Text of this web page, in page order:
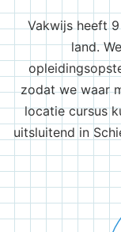
Vakwijs heeft
land.
zodat we waar
locatie cursus
uitsluitend in